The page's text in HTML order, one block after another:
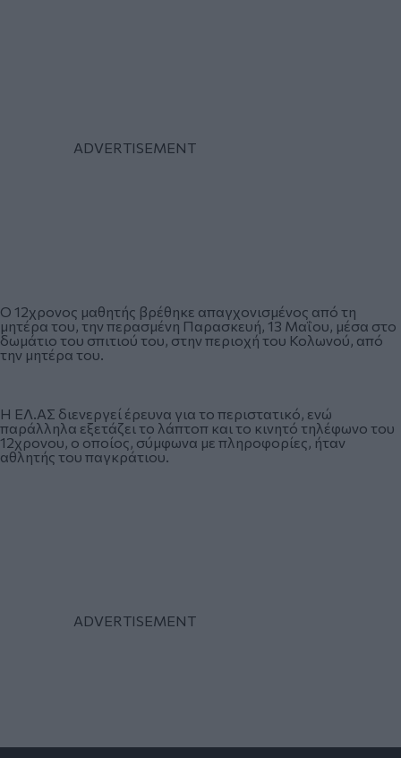
Ο 12χρονος μαθητής βρέθηκε απαγχονισμένος από τη
μητέρα του, την περασμένη Παρασκευή, 13 Μαΐου, μέσα στο
δωμάτιο του σπιτιού του, στην περιοχή του Κολωνού, από
την μητέρα του.
Η ΕΛ.ΑΣ διενεργεί έρευνα για το περιστατικό, ενώ
παράλληλα εξετάζει το λάπτοπ και το κινητό τηλέφωνο του
12χρονου, ο οποίος, σύμφωνα με πληροφορίες, ήταν
αθλητής του παγκράτιου.